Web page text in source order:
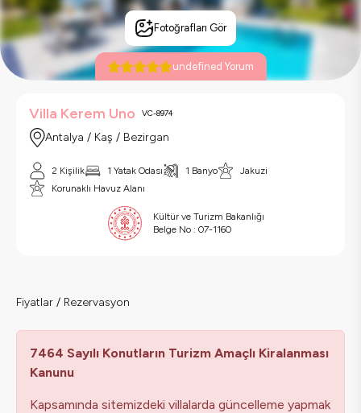
Fotoğrafları Gör
undefined Yorum
Villa Kerem Uno VC-8974
Antalya / Kaş / Bezirgan
2 Kişilik 1 Yatak Odası 1 Banyo
Jakuzi
Korunaklı Havuz Alanı
Kültür ve Turizm Bakanlığı
Belge No : 07-1160
Fiyatlar / Rezervasyon
7464 Sayılı Konutların Turizm Amaçlı Kiralanması
Kanunu
Kapsamında sitemizdeki villalarda güncelleme yapmak